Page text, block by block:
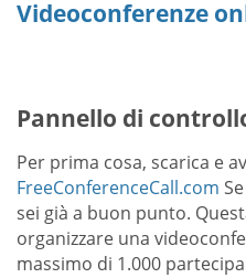
Videoconferenze
Pannello di
Per prima cosa, scarica e
FreeConferenceCall.com
sei già a buon punto.
organizzare una
massimo di 1.000